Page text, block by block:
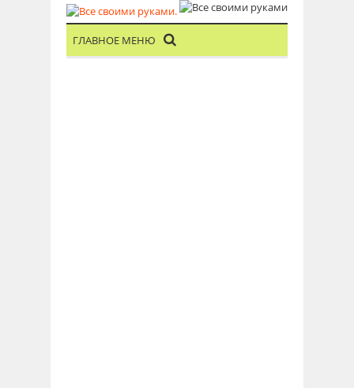
ГЛАВНОЕ МЕНЮ